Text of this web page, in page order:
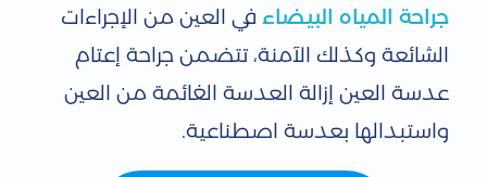
ي
ض
ا
ء
جراحة المياه البيضاء في العين من الإجراءات
الشائعة وكذلك الآمنة، تتضمن جراحة إعتام
عدسة العين إزالة العدسة الغائمة من العين
واستبدالها بعدسة اصطناعية.